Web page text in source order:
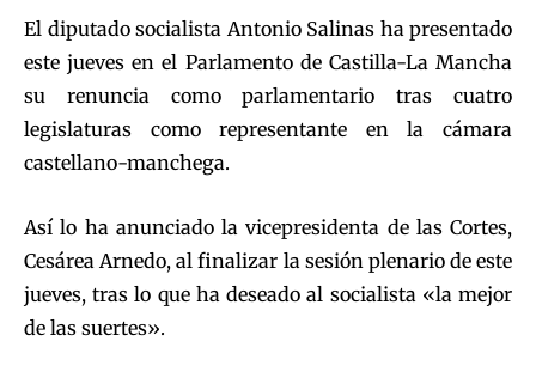
El diputado socialista Antonio Salinas ha presentado
este jueves en el Parlamento de Castilla-La Mancha
su renuncia como parlamentario tras cuatro
legislaturas como representante en la cámara
castellano-manchega.
Así lo ha anunciado la vicepresidenta de las Cortes,
Cesárea Arnedo, al finalizar la sesión plenario de este
jueves, tras lo que ha deseado al socialista «la mejor
de las suertes».